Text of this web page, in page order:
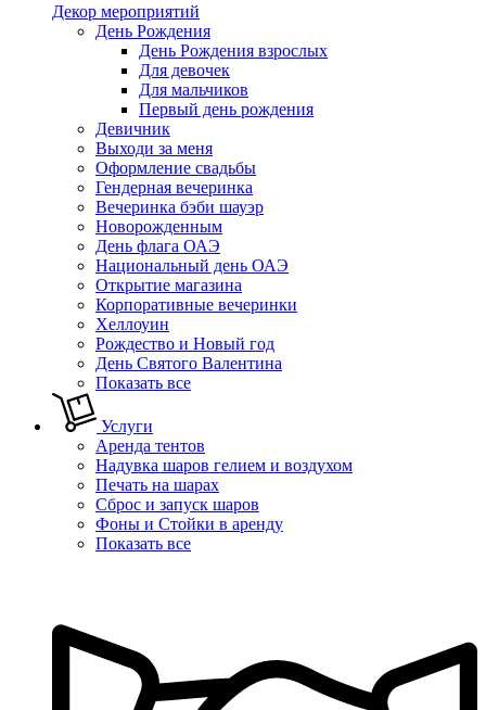
Декор мероприятий
День Рождения
День Рождения взрослых
Для девочек
Для мальчиков
Первый день рождения
Девичник
Выходи за меня
Оформление свадьбы
Гендерная вечеринка
Вечеринка бэби шауэр
Новорожденным
День флага ОАЭ
Национальный день ОАЭ
Открытие магазина
Корпоративные вечеринки
Хеллоуин
Рождество и Новый год
День Святого Валентина
Показать все
Услуги
Аренда тентов
Надувка шаров гелием и воздухом
Печать на шарах
Сброс и запуск шаров
Фоны и Стойки в аренду
Показать все